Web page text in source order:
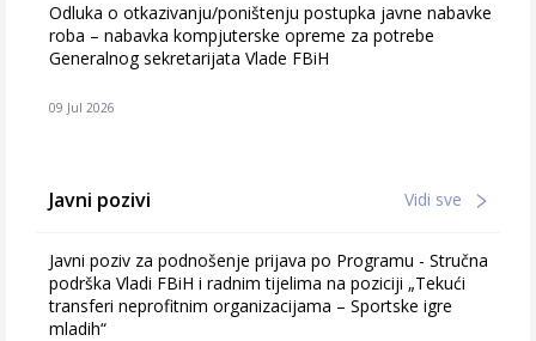
Odluka o otkazivanju/poništenju postupka javne nabavke
roba – nabavka kompjuterske opreme za potrebe
Generalnog sekretarijata Vlade FBiH
09 Jul 2026
Javni pozivi Vidi sve
Javni poziv za podnošenje prijava po Programu - Stručna
podrška Vladi FBiH i radnim tijelima na poziciji „Tekući
transferi neprofitnim organizacijama – Sportske igre
mladih“